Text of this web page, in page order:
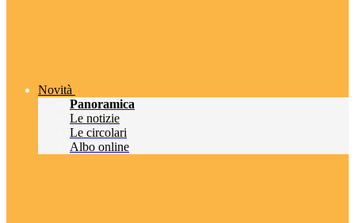
Novità
Panoramica
Le notizie
Le circolari
Albo online